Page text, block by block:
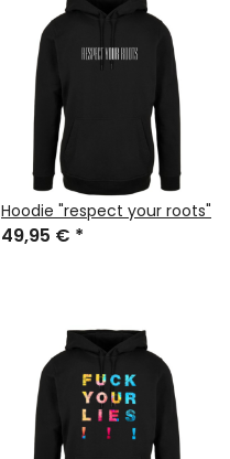
Hoodie "respect your roots"
49,95 € *